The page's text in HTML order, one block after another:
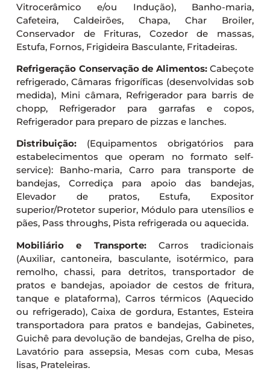
Vitrocerâmico e/ou Indução), Banho-maria,
Cafeteira, Caldeirões, Chapa, Char Broiler,
Conservador de Frituras, Cozedor de massas,
Estufa, Fornos, Frigideira Basculante, Fritadeiras.
Refrigeração Conservação de Alimentos:Cabeçote
refrigerado, Câmaras frigoríficas (desenvolvidas sob
medida), Mini câmara, Refrigerador para barris de
chopp, Refrigerador para garrafas e copos,
Refrigerador para preparo de pizzas e lanches.
Distribuição: (Equipamentos obrigatórios para
estabelecimentos que operam no formato self-
service): Banho-maria, Carro para transporte de
bandejas, Corrediça para apoio das bandejas,
Elevador de pratos, Estufa, Expositor
superior/Protetor superior, Módulo para utensílios e
pães, Pass throughs, Pista refrigerada ou aquecida.
Mobiliário e Transporte:Carros tradicionais
(Auxiliar, cantoneira, basculante, isotérmico, para
remolho, chassi, para detritos, transportador de
pratos e bandejas, apoiador de cestos de fritura,
tanque e plataforma), Carros térmicos (Aquecido
ou refrigerado), Caixa de gordura, Estantes, Esteira
transportadora para pratos e bandejas, Gabinetes,
Guichê para devolução de bandejas, Grelha de piso,
Lavatório para assepsia, Mesas com cuba, Mesas
lisas, Prateleiras.